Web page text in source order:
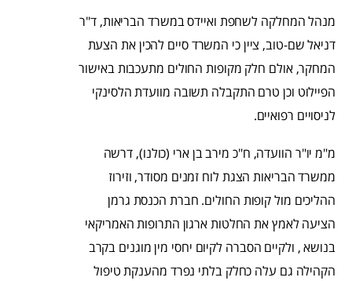
מנהל המחלקה לשחפת ואיידס במשרד הבריאות, ד"ר
דניאל שם-טוב, ציין כי המשרד סיים להכין את הצעת
המחקר, אולם חלק מקופות החולים מתעכבות באישור
הפיילוט וכן טרם התקבלה תשובה מוועדת הלסינקי
לניסויים רפואיים.
מ"מ יו"ר הוועדה, ח"כ מירב בן ארי (כולנו), דרשה
ממשרד הבריאות הצגת לוח זמנים מסודר, וזירוז
ההליכים מול קופות החולים. חברת הכנסת גרמן
הציעה לאמץ את החלטות ארגון התרופות האמריקאי
בנושא , ולקיים הסברה לקיום יחסי מין מוגנים בקרב
הקהילה גם עלה כחלק בלתי נפרד מהענקת טיפול